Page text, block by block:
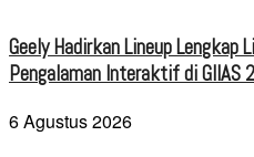
Geely Hadirkan Lineup Lengkap
Pengalaman Interaktif di GIIAS
6 Agustus 2026